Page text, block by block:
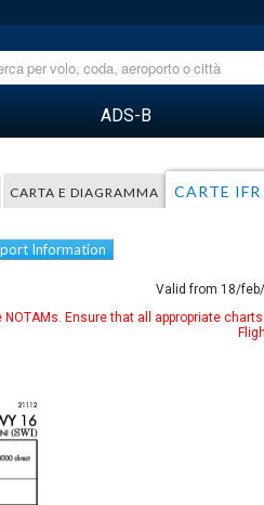
ADS-B
CARTA E DIAGRAMMA CARTE IFR
Information
Valid from 18/
Ensure that all appropriate